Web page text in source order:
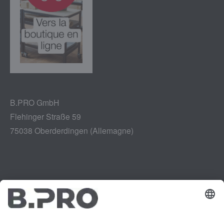
B.PRO GmbH
Flehinger Straße 59
75038 Oberderdingen (Allemagne)
Mentions légales
Politique de confidentialité